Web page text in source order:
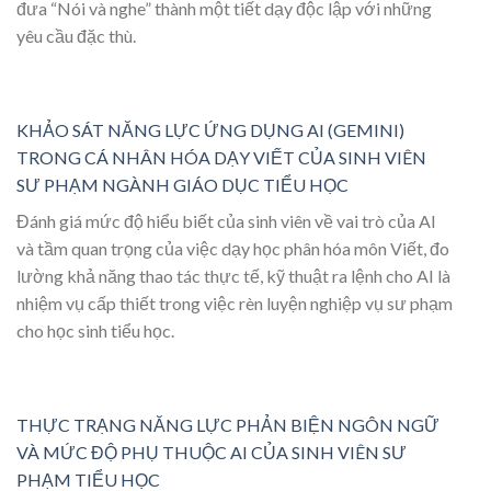
đưa “Nói và nghe” thành một tiết dạy độc lập với những
yêu cầu đặc thù.
KHẢO SÁT NĂNG LỰC ỨNG DỤNG AI (GEMINI)
TRONG CÁ NHÂN HÓA DẠY VIẾT CỦA SINH VIÊN
SƯ PHẠM NGÀNH GIÁO DỤC TIỂU HỌC
Đánh giá mức độ hiểu biết của sinh viên về vai trò của AI
và tầm quan trọng của việc dạy học phân hóa môn Viết, đo
lường khả năng thao tác thực tế, kỹ thuật ra lệnh cho AI là
nhiệm vụ cấp thiết trong việc rèn luyện nghiệp vụ sư phạm
cho học sinh tiểu học.
THỰC TRẠNG NĂNG LỰC PHẢN BIỆN NGÔN NGỮ
VÀ MỨC ĐỘ PHỤ THUỘC AI CỦA SINH VIÊN SƯ
PHẠM TIỂU HỌC